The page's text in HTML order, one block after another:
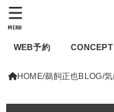
WEB予約 CONCEPT
MENU
HOME 鵜飼正也BLOG 気